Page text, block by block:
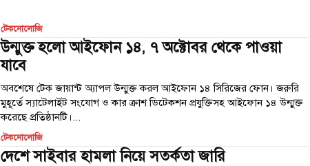
টেকনোলোজি
উন্মুক্ত হলো আইফোন ১৪, ৭ অক্টোবর থেকে পাওয়া
যাবে
অবশেষে টেক জায়ান্ট অ্যাপল উন্মুক্ত করল আইফোন ১৪ সিরিজের ফোন। জরুরি
মুহূর্তে স্যাটেলাইট সংযোগ ও কার ক্রাশ ডিটেকশন প্রযুক্তিসহ আইফোন ১৪ উন্মুক্ত
করেছে প্রতিষ্ঠানটি।...
টেকনোলোজি
দেশে সাইবার হামলা নিয়ে সতর্কতা জারি